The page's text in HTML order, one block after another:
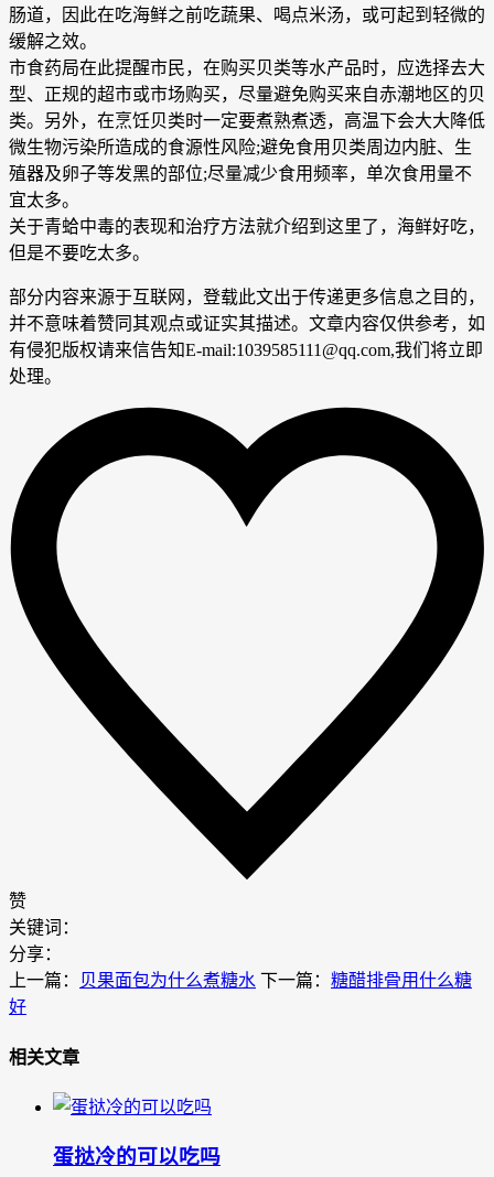
肠道，因此在吃海鲜之前吃蔬果、喝点米汤，或可起到轻微的
缓解之效。
市食药局在此提醒市民，在购买贝类等水产品时，应选择去大
型、正规的超市或市场购买，尽量避免购买来自赤潮地区的贝
类。另外，在烹饪贝类时一定要煮熟煮透，高温下会大大降低
微生物污染所造成的食源性风险;避免食用贝类周边内脏、生
殖器及卵子等发黑的部位;尽量减少食用频率，单次食用量不
宜太多。
关于青蛤中毒的表现和治疗方法就介绍到这里了，海鲜好吃，
但是不要吃太多。
部分内容来源于互联网，登载此文出于传递更多信息之目的，
并不意味着赞同其观点或证实其描述。文章内容仅供参考，如
有侵犯版权请来信告知E-mail:1039585111@qq.com,我们将立即
处理。
赞
关键词：
分享：
上一篇：
贝果面包为什么煮糖水 下一篇： 糖醋排骨用什么糖
好
相关文章
蛋挞冷的可以吃吗